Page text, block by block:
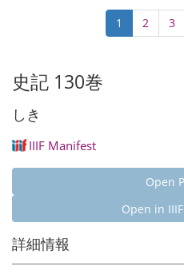
Current
page
1 Page
2 3
史記 130巻
しき
IIIF Manifest
Open
Open in
詳細情報